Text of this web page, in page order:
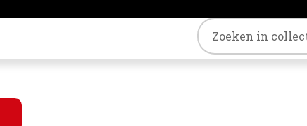
Trefwoord